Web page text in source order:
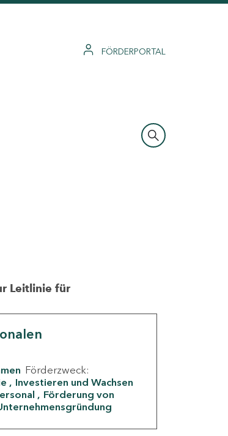
FÖRDERPORTAL
Leitlinie für
Förderzweck:
Investieren und Wachsen
Förderung von